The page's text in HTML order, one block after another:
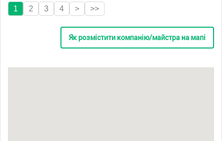
1 2 3 4 > >>
Як розмістити компанію/майстра на мапі